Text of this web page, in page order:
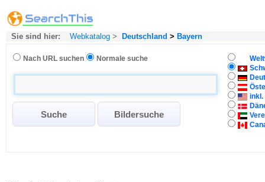
Sie sind hier: Webkatalog > Deutschland > Bayern
Nach URL suchen Normale suche
inkl.